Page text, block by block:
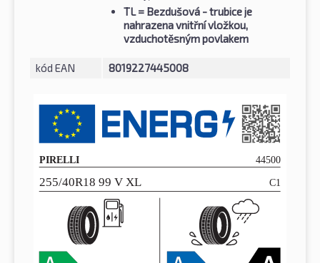
TL= Bezdušová - trubice je
nahrazena vnitřní vložkou,
vzduchotěsným povlakem
kód EAN 8019227445008